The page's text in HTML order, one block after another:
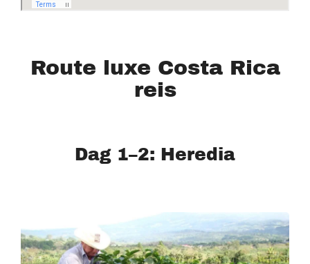
Route luxe Costa Rica
reis
Dag 1–2: Heredia